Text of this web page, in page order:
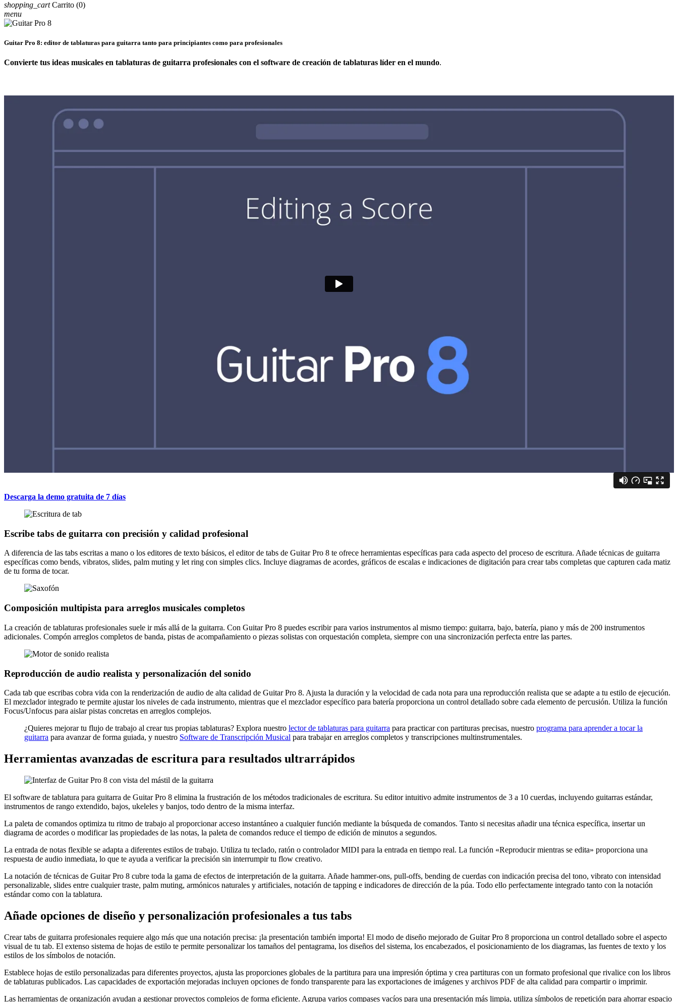
shopping_cart Carrito (0)
menu
Guitar Pro 8: editor de tablaturas para guitarra tanto para principiantes como para profesionales
Convierte tus ideas musicales en tablaturas de guitarra profesionales con el software de creación de tablaturas líder en el mundo.
Descarga la demo gratuita de 7 días
Escribe tabs de guitarra con precisión y calidad profesional
A diferencia de las tabs escritas a mano o los editores de texto básicos, el editor de tabs de Guitar Pro 8 te ofrece herramientas específicas para cada aspecto del proceso de escritura. Añade técnicas de guitarra
específicas como bends, vibratos, slides, palm muting y let ring con simples clics. Incluye diagramas de acordes, gráficos de escalas e indicaciones de digitación para crear tabs completas que capturen cada matiz
de tu forma de tocar.
Composición multipista para arreglos musicales completos
La creación de tablaturas profesionales suele ir más allá de la guitarra. Con Guitar Pro 8 puedes escribir para varios instrumentos al mismo tiempo: guitarra, bajo, batería, piano y más de 200 instrumentos
adicionales. Compón arreglos completos de banda, pistas de acompañamiento o piezas solistas con orquestación completa, siempre con una sincronización perfecta entre las partes.
Reproducción de audio realista y personalización del sonido
Cada tab que escribas cobra vida con la renderización de audio de alta calidad de Guitar Pro 8. Ajusta la duración y la velocidad de cada nota para una reproducción realista que se adapte a tu estilo de ejecución.
El mezclador integrado te permite ajustar los niveles de cada instrumento, mientras que el mezclador específico para batería proporciona un control detallado sobre cada elemento de percusión. Utiliza la función
Focus/Unfocus para aislar pistas concretas en arreglos complejos.
¿Quieres mejorar tu flujo de trabajo al crear tus propias tablaturas? Explora nuestro lector de tablaturas para guitarra para practicar con partituras precisas, nuestro programa para aprender a tocar la
guitarra para avanzar de forma guiada, y nuestro Software de Transcripción Musical para trabajar en arreglos completos y transcripciones multinstrumentales.
Herramientas avanzadas de escritura para resultados ultrarrápidos
El software de tablatura para guitarra de Guitar Pro 8 elimina la frustración de los métodos tradicionales de escritura. Su editor intuitivo admite instrumentos de 3 a 10 cuerdas, incluyendo guitarras estándar,
instrumentos de rango extendido, bajos, ukeleles y banjos, todo dentro de la misma interfaz.
La paleta de comandos optimiza tu ritmo de trabajo al proporcionar acceso instantáneo a cualquier función mediante la búsqueda de comandos. Tanto si necesitas añadir una técnica específica, insertar un
diagrama de acordes o modificar las propiedades de las notas, la paleta de comandos reduce el tiempo de edición de minutos a segundos.
La entrada de notas flexible se adapta a diferentes estilos de trabajo. Utiliza tu teclado, ratón o controlador MIDI para la entrada en tiempo real. La función «Reproducir mientras se edita» proporciona una
respuesta de audio inmediata, lo que te ayuda a verificar la precisión sin interrumpir tu flow creativo.
La notación de técnicas de Guitar Pro 8 cubre toda la gama de efectos de interpretación de la guitarra. Añade hammer-ons, pull-offs, bending de cuerdas con indicación precisa del tono, vibrato con intensidad
personalizable, slides entre cualquier traste, palm muting, armónicos naturales y artificiales, notación de tapping e indicadores de dirección de la púa. Todo ello perfectamente integrado tanto con la notación
estándar como con la tablatura.
Añade opciones de diseño y personalización profesionales a tus tabs
Crear tabs de guitarra profesionales requiere algo más que una notación precisa: ¡la presentación también importa! El modo de diseño mejorado de Guitar Pro 8 proporciona un control detallado sobre el aspecto
visual de tu tab. El extenso sistema de hojas de estilo te permite personalizar los tamaños del pentagrama, los diseños del sistema, los encabezados, el posicionamiento de los diagramas, las fuentes de texto y los
estilos de los símbolos de notación.
Establece hojas de estilo personalizadas para diferentes proyectos, ajusta las proporciones globales de la partitura para una impresión óptima y crea partituras con un formato profesional que rivalice con los libros
de tablaturas publicados. Las capacidades de exportación mejoradas incluyen opciones de fondo transparente para las exportaciones de imágenes y archivos PDF de alta calidad para compartir o imprimir.
Las herramientas de organización ayudan a gestionar proyectos complejos de forma eficiente. Agrupa varios compases vacíos para una presentación más limpia, utiliza símbolos de repetición para ahorrar espacio